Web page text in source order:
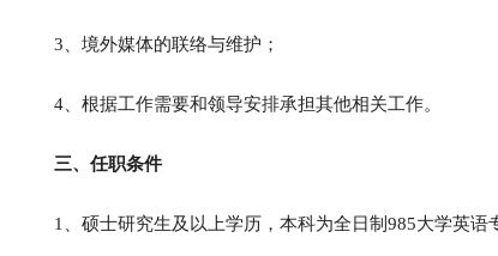
3、境外媒体的联络与维护；
4、根据工作需要和领导安排承担其他相关工作。
三、任职条件
1、硕士研究生及以上学历，本科为全日制985大学英语